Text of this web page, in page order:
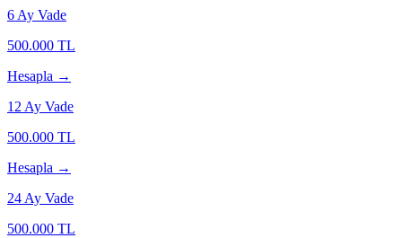
6 Ay Vade
500.000 TL
Hesapla →
12 Ay Vade
500.000 TL
Hesapla →
24 Ay Vade
500.000 TL